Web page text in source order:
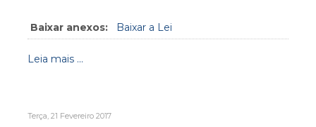
Baixar anexos: Baixar a Lei
Leia mais ...
Terça, 21 Fevereiro 2017